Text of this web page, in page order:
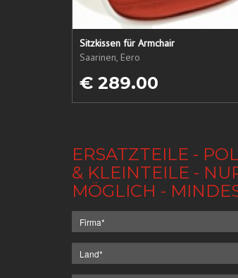
Sitzkissen für Armchair
Saarinen, Eero
€ 289.00
ERSATZTEILE -
& KLEINTEILE -
MÖGLICH -